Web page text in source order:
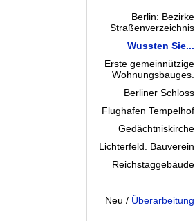
Berlin: Bezirke
Straßenverzeichnis
Wussten Sie...
Erste gemeinnützige
Wohnungsbauges.
Berliner Schloss
Flughafen Tempelhof
Gedächtniskirche
Lichterfeld. Bauverein
Reichstaggebäude
Neu / Überarbeitung